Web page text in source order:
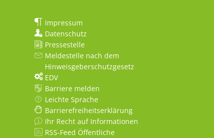
Impressum
Datenschutz
Pressestelle
Meldestelle nach dem
Hinweisgeberschutzgesetz
EDV
Barriere melden
Leichte Sprache
Barrierefreiheitserklärung
Ihr Recht auf Informationen
RSS-Feed Öffentliche